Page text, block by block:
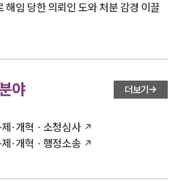
해임 당한 의뢰인 도와 처분 감경 이끌
야 더보기
·개혁 · 소청심사
·개혁 · 행정소송